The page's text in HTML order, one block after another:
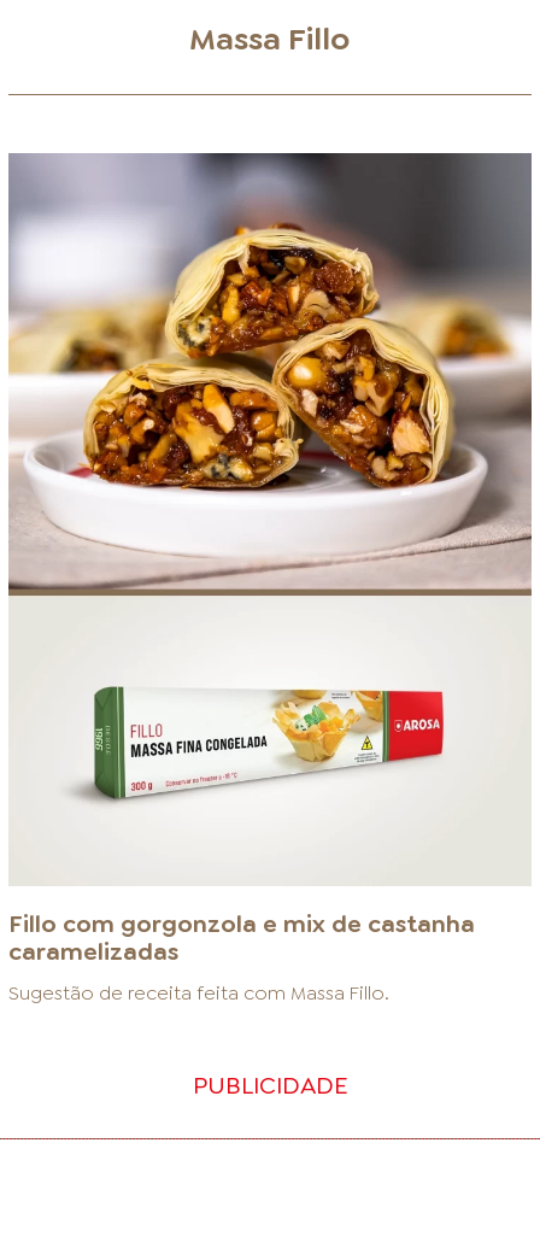
Massa Fillo
Fillo com gorgonzola e mix de castanha
caramelizadas
Sugestão de receita feita com Massa Fillo.
PUBLICIDADE